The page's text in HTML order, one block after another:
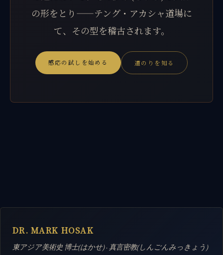
の形をとり——テング・アカシャ道場に
て、その型を稽古されます。
感応の試しを始める 道のりを知る
DR. MARK HOSAK
東アジア美術史 博士(はかせ) · 真言密教(しんごんみっきょう)